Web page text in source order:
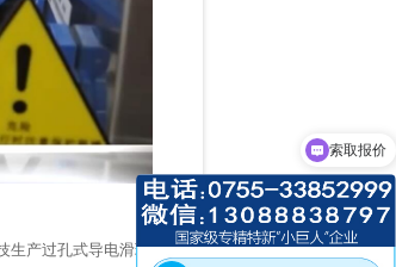
生产过孔式导电滑环。
索取报价